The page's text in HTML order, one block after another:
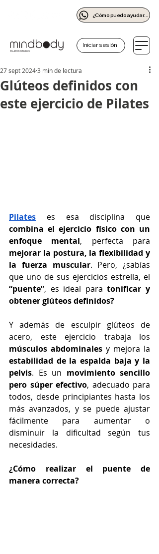
¿Cómo puedo ayudarte?
Iniciar sesión
Glúteos definidos con
este ejercicio de Pilates
27 sept 20243 min de lectura
Pilates
combina el ejercicio físico con un
enfoque mental
mejorar la postura, la flexibilidad y
la fuerza muscular. Pero, ¿sabías
“puente”, es ideal para tonificar y
obtener glúteos definidos?
Y además de esculpir glúteos de
músculos abdominales
estabilidad de la espalda baja y la
pelvis. Es un movimiento sencillo
pero súper efectivo, adecuado para
todos, desde principiantes hasta los
más avanzados, y se puede ajustar
fácilmente para aumentar o
disminuir la dificultad según tus
necesidades.
¿Cómo realizar el puente de
manera correcta?